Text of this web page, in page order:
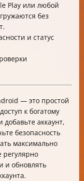
Play или любой
без
и статус
— это простой
к богатому
аккаунт,
безопасность
максимально
регулярно
и обновлять